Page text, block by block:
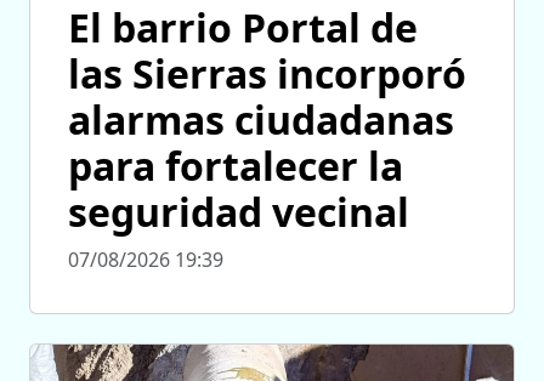
El barrio Portal de
las Sierras incorporó
alarmas ciudadanas
para fortalecer la
seguridad vecinal
07/08/2026 19:39